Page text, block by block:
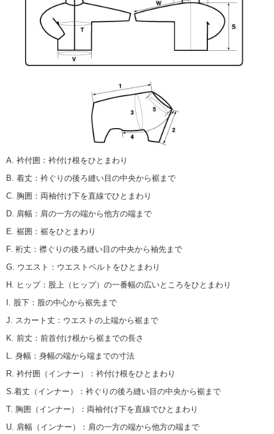
A. 衿付囲 ： 衿付け根をひとまわり
B. 着丈 ： 衿ぐりの後ろ縫い目の中央から裾まで
C. 胸囲 ： 両袖付け下を直線でひとまわり
D. 肩幅 ： 肩の一方の端から他方の端まで
E. 裾囲 ： 裾をひとまわり
F. 裄丈 ： 襟ぐりの後ろ縫い目の中央から袖先まで
G. ウエスト ： ウエストベルトをひとまわり
H. ヒップ： 股上（ヒップ）の一番幅の広いところをひとまわり
I. 股下 ： 股の中心から裾先まで
J. スカート丈 ： ウエストの上端から裾まで
K. 前丈 ： 前首付け根から裾までの長さ
L. 身幅 ： 身幅の端から端までの寸法
R. 衿付囲（インナー）
： 衿付け根をひとまわり
S.着丈（インナー）
： 衿ぐりの後ろ縫い目の中央から裾まで
T. 胸囲（インナー）
： 両袖付け下を直線でひとまわり
U. 肩幅（インナー）
： 肩の一方の端から他方の端まで